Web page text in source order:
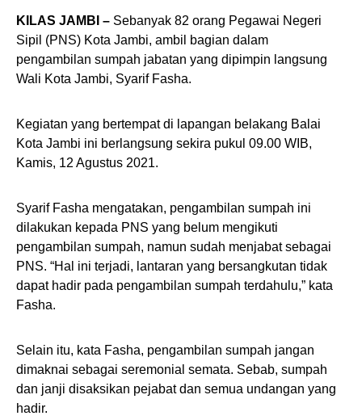
KILAS JAMBI – Sebanyak 82 orang Pegawai Negeri
Sipil (PNS) Kota Jambi, ambil bagian dalam
pengambilan sumpah jabatan yang dipimpin langsung
Wali Kota Jambi, Syarif Fasha.
Kegiatan yang bertempat di lapangan belakang Balai
Kota Jambi ini berlangsung sekira pukul 09.00 WIB,
Kamis, 12 Agustus 2021.
Syarif Fasha mengatakan, pengambilan sumpah ini
dilakukan kepada PNS yang belum mengikuti
pengambilan sumpah, namun sudah menjabat sebagai
PNS. “Hal ini terjadi, lantaran yang bersangkutan tidak
dapat hadir pada pengambilan sumpah terdahulu,” kata
Fasha.
Selain itu, kata Fasha, pengambilan sumpah jangan
dimaknai sebagai seremonial semata. Sebab, sumpah
dan janji disaksikan pejabat dan semua undangan yang
hadir.